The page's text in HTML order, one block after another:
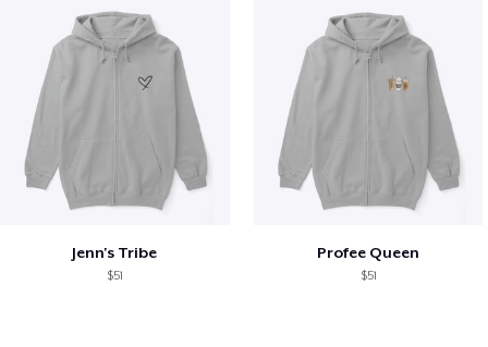
Jenn's Tribe
$51
Profee Queen
$51